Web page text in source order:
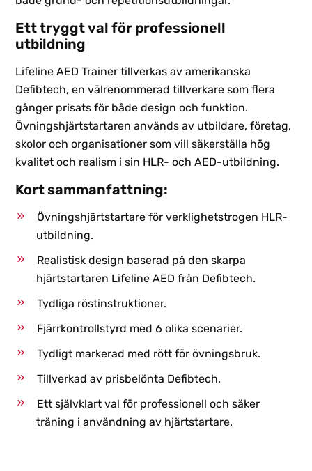
Ett tryggt val för professionell
utbildning
Lifeline AED Trainer tillverkas av amerikanska
Defibtech, en välrenommerad tillverkare som flera
gånger prisats för både design och funktion.
Övningshjärtstartaren används av utbildare, företag,
skolor och organisationer som vill säkerställa hög
kvalitet och realism i sin HLR- och AED-utbildning.
Kort sammanfattning:
Övningshjärtstartare för verklighetstrogen HLR-
utbildning.
Realistisk design baserad på den skarpa
hjärtstartaren Lifeline AED från Defibtech.
Tydliga röstinstruktioner.
Fjärrkontrollstyrd med 6 olika scenarier.
Tydligt markerad med rött för övningsbruk.
Tillverkad av prisbelönta Defibtech.
Ett självklart val för professionell och säker
träning i användning av hjärtstartare.